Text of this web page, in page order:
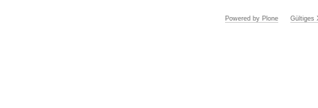
Powered by Plone Gültiges